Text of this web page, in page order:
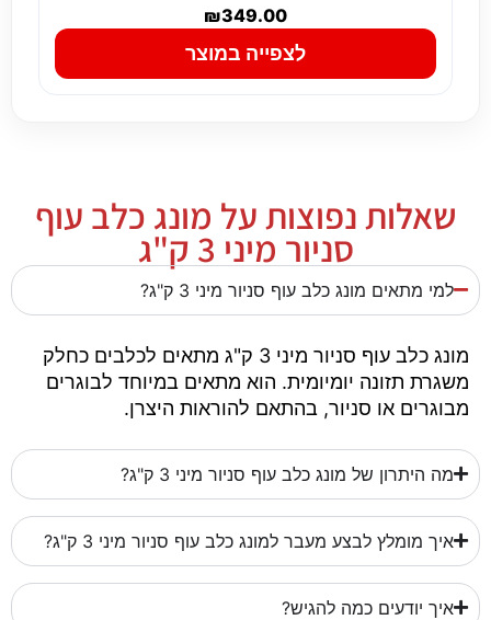
₪349.00
לצפייה במוצר
שאלות נפוצות על מונג כלב עוף
סניור מיני 3 ק"ג
למי מתאים מונג כלב עוף סניור מיני 3 ק"ג?
מונג כלב עוף סניור מיני 3 ק"ג מתאים לכלבים כחלק
משגרת תזונה יומיומית. הוא מתאים במיוחד לבוגרים
מבוגרים או סניור, בהתאם להוראות היצרן.
מה היתרון של מונג כלב עוף סניור מיני 3 ק"ג?
איך מומלץ לבצע מעבר למונג כלב עוף סניור מיני 3 ק"ג?
איך יודעים כמה להגיש?